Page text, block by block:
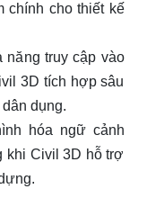
chính cho thiết kế
năng truy cập vào
3D tích hợp sâu
dụng.
hóa ngữ cảnh
khi Civil 3D hỗ trợ